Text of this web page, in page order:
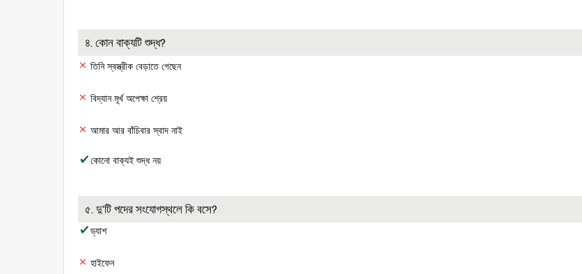
৪. কোন বাক্যটি শুদ্ধ?
তিনি স্বস্ত্রীক বেড়াতে গেছেন
বিদ্যান মূর্খ অপেক্ষা শ্রেয়
আমার আর বাঁচিবার স্বাদ নাই
কোনো বাক্যই শুদ্ধ নয়
৫. দু’টি পদের সংযোগস্থলে কি বসে?
ড্যাশ
হাইফেন